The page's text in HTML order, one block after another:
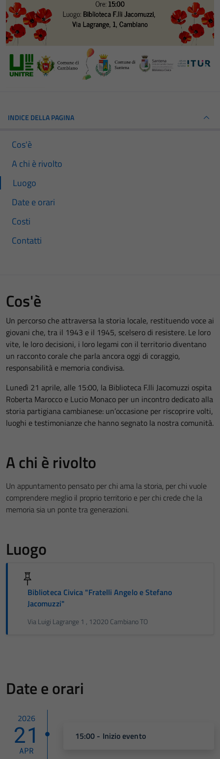
INDICE DELLA PAGINA
Cos'è
A chi è rivolto
Luogo
Date e orari
Costi
Contatti
Cos'è
Un percorso che attraversa la storia locale, restituendo voce ai
giovani che, tra il 1943 e il 1945, scelsero di resistere. Le loro
vite, le loro decisioni, i loro legami con il territorio diventano
un racconto corale che parla ancora oggi di coraggio,
responsabilità e memoria condivisa.
Lunedì 21 aprile, alle 15:00, la Biblioteca F.lli Jacomuzzi ospita
Roberta Marocco e Lucio Monaco per un incontro dedicato alla
storia partigiana cambianese: un’occasione per riscoprire volti,
luoghi e testimonianze che hanno segnato la nostra comunità.
A chi è rivolto
Un appuntamento pensato per chi ama la storia, per chi vuole
comprendere meglio il proprio territorio e per chi crede che la
memoria sia un ponte tra generazioni.
Luogo
Biblioteca Civica "Fratelli Angelo e Stefano
Jacomuzzi"
Via Luigi Lagrange 1 , 12020 Cambiano TO
Date e orari
2026
21
APR
15:00 - Inizio evento